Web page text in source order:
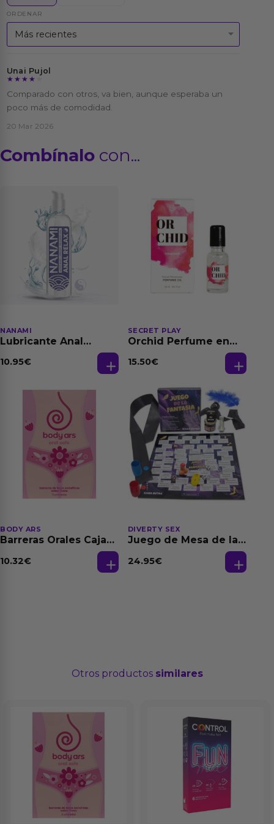
ORDENAR
Unai Pujol
★★★★★
★★★★★
Comparado con otros, va bien, aunque esperaba un
poco más de comodidad.
20 Mar 2026
Combínalo con...
NANAMI
Lubricante Anal
Dilatación Base Agua
10.95€
SECRET PLAY
Orchid Perfume en
Feromonas 20 ml
15.50€
BODY ARS
Barreras Orales Caja
10.32€
DIVERTY SEX
Juego de Mesa de las
24.95€
Otros productos similares